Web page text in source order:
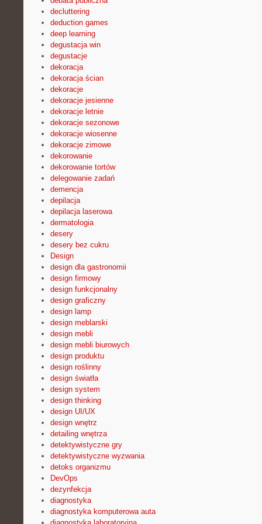
decluttering
deduction games
deep learning
degustacja win
degustacje
dekoracja
dekoracja ścian
dekoracje
dekoracje jesienne
dekoracje letnie
dekoracje sezonowe
dekoracje wiosenne
dekoracje zimowe
dekorowanie
dekorowanie tortów
delegowanie zadań
demencja
depilacja
depilacja laserowa
dermatologia
desery
desery bez cukru
Design
design dla gastronomii
design firmowy
design funkcjonalny
design graficzny
design lamp
design meblarski
design mebli
design mebli biurowych
design produktu
design roślinny
design światła
design system
design thinking
design UI/UX
design wnętrz
detailing wnętrza
detektywistyczne gry
detektywistyczne wyzwania
detoks organizmu
DevOps
dezynfekcja
diagnostyka
diagnostyka komputerowa auta